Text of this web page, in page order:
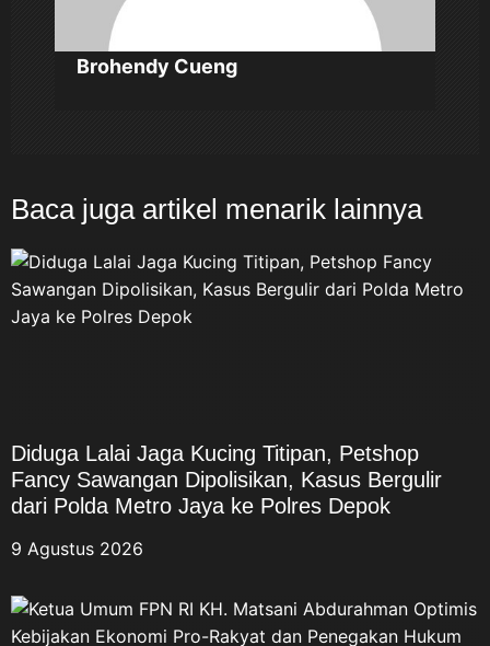
Brohendy Cueng
Baca juga artikel menarik lainnya
Diduga Lalai Jaga Kucing Titipan, Petshop
Fancy Sawangan Dipolisikan, Kasus Bergulir
dari Polda Metro Jaya ke Polres Depok
9 Agustus 2026